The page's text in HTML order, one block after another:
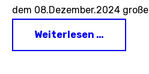
dem 08.Dezember.2024
Weiterlesen …